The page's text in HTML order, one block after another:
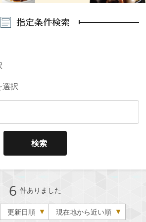
指定条件検索
択
検索
6 件ありました
更新日順 現在地から近い順